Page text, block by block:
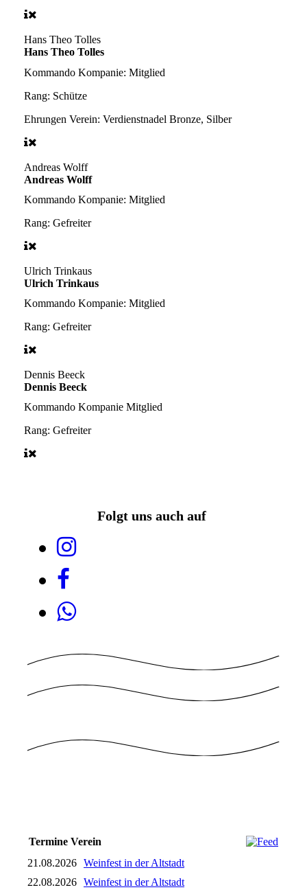
Hans Theo Tolles
Hans Theo Tolles
Kommando Kompanie: Mitglied
Rang: Schütze
Ehrungen Verein: Verdienstnadel Bronze, Silber
Andreas Wolff
Andreas Wolff
Kommando Kompanie: Mitglied
Rang: Gefreiter
Ulrich Trinkaus
Ulrich Trinkaus
Kommando Kompanie: Mitglied
Rang: Gefreiter
Dennis Beeck
Dennis Beeck
Kommando Kompanie Mitglied
Rang: Gefreiter
Folgt uns auch auf
Termine Verein
21.08.2026 Weinfest in der Altstadt
22.08.2026 Weinfest in der Altstadt